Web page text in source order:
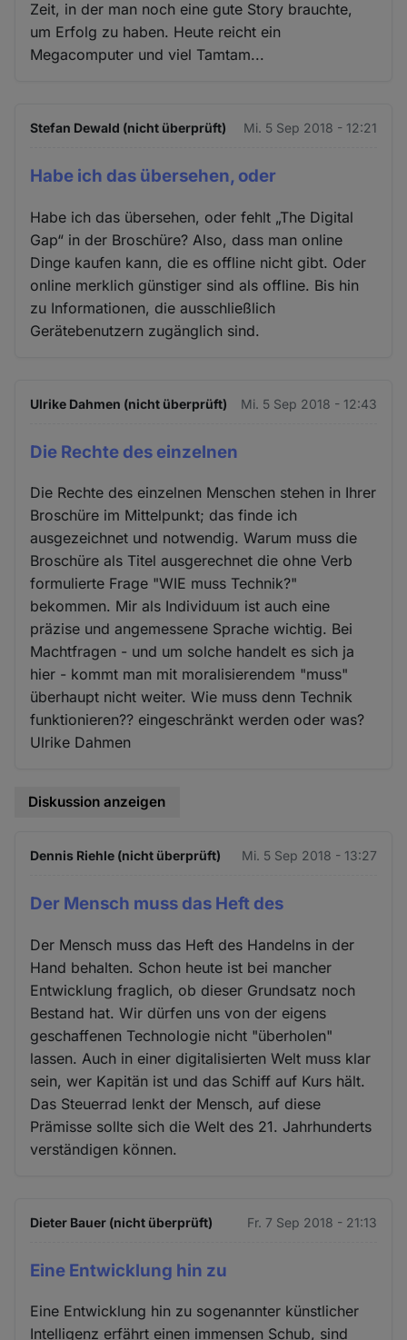
Zeit, in der man noch eine gute Story brauchte,
um Erfolg zu haben. Heute reicht ein
Megacomputer und viel Tamtam...
Stefan Dewald (nicht überprüft) Mi. 5 Sep 2018 - 12:21
Habe ich das übersehen, oder
Habe ich das übersehen, oder fehlt „The Digital
Gap“ in der Broschüre? Also, dass man online
Dinge kaufen kann, die es offline nicht gibt. Oder
online merklich günstiger sind als offline. Bis hin
zu Informationen, die ausschließlich
Gerätebenutzern zugänglich sind.
Ulrike Dahmen (nicht überprüft) Mi. 5 Sep 2018 - 12:43
Die Rechte des einzelnen
Die Rechte des einzelnen Menschen stehen in Ihrer
Broschüre im Mittelpunkt; das finde ich
ausgezeichnet und notwendig. Warum muss die
Broschüre als Titel ausgerechnet die ohne Verb
formulierte Frage "WIE muss Technik?"
bekommen. Mir als Individuum ist auch eine
präzise und angemessene Sprache wichtig. Bei
Machtfragen - und um solche handelt es sich ja
hier - kommt man mit moralisierendem "muss"
überhaupt nicht weiter. Wie muss denn Technik
funktionieren?? eingeschränkt werden oder was?
Ulrike Dahmen
Diskussion anzeigen
Dennis Riehle (nicht überprüft) Mi. 5 Sep 2018 - 13:27
Der Mensch muss das Heft des
Der Mensch muss das Heft des Handelns in der
Hand behalten. Schon heute ist bei mancher
Entwicklung fraglich, ob dieser Grundsatz noch
Bestand hat. Wir dürfen uns von der eigens
geschaffenen Technologie nicht "überholen"
lassen. Auch in einer digitalisierten Welt muss klar
sein, wer Kapitän ist und das Schiff auf Kurs hält.
Das Steuerrad lenkt der Mensch, auf diese
Prämisse sollte sich die Welt des 21. Jahrhunderts
verständigen können.
Dieter Bauer (nicht überprüft) Fr. 7 Sep 2018 - 21:13
Eine Entwicklung hin zu
Eine Entwicklung hin zu sogenannter künstlicher
Intelligenz erfährt einen immensen Schub, sind